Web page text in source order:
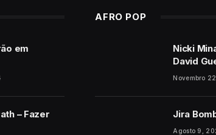
em
– Fazer
AFRO POP
Nicki
David
Novembro
Jira
Agosto 9,